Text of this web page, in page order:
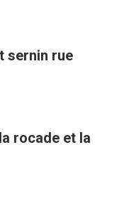
sernin rue
rocade et la